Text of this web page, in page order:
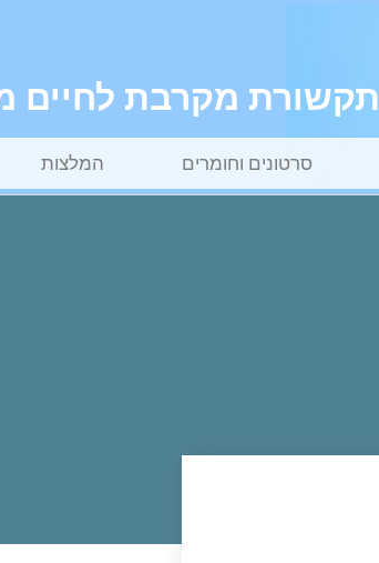
תקשורת מקרבת לחיים
סרטונים וחומרים המלצות